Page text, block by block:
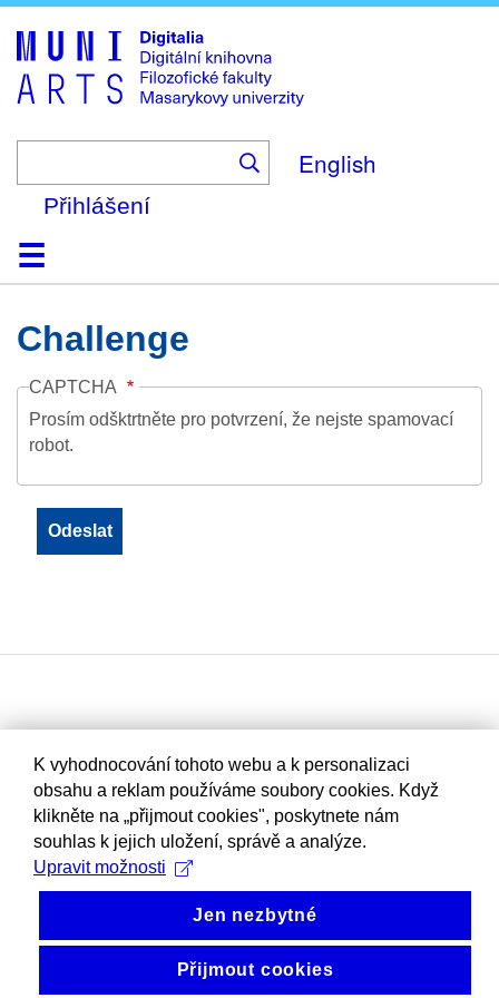
to
main
content
English
Přihlášení
DomůKolekce
Prohlížení
Vyhledávání
O platformě
Nápověda
KontaktDigitalia
Challenge
CAPTCHA
Prosím odšktrtněte pro potvrzení, že nejste spamovací
robot.
K vyhodnocování tohoto webu a k personalizaci
obsahu a reklam používáme soubory cookies. Když
klikněte na „přijmout cookies", poskytnete nám
souhlas k jejich uložení, správě a analýze.
Upravit možnosti
Jen nezbytné
Přijmout cookies